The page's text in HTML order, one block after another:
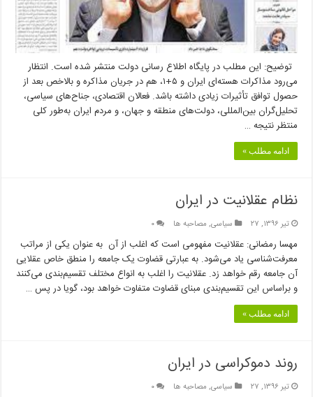
توضیح: این مطلب در پایگاه اطلاع رسانی دولت منتشر شده است. انتظار
می‌رود مذاکرات هسته‌ای ایران و ۵+۱، هم در جریان مذاکره و بالاخص بعد از
حصول توافق تأثیرات زیادی داشته باشد. فعالان اقتصادی، جناح‌های سیاسی،
تحلیل‌گران بین‌المللی، دولت‌های منطقه و جهان، و مردم ایران به‌طور کلی
منتظر نتیجه …
ادامه مطلب »
نظام عقلانیت در ایران
تیر ۱۳۹۶, ۲۷ سیاسی, مصاحبه ها ۰
مهسا رمضانی: عقلانیت مفهومی است که اغلب از آن به عنوان یکی از مراتب
معرفت‌شناسی یاد می‌شود. به عبارتی قضاوت یک جامعه را منطق خاص عقلایی
آن جامعه رقم خواهد زد. عقلانیت را اغلب به انواع مختلف تقسیم‌بندی می‌کنند
و براساس این تقسیم‌بندی مبنای قضاوت متفاوت خواهد بود، گویا در پس …
ادامه مطلب »
روند دموکراسی در ایران
تیر ۱۳۹۶, ۲۷ سیاسی, مصاحبه ها ۰